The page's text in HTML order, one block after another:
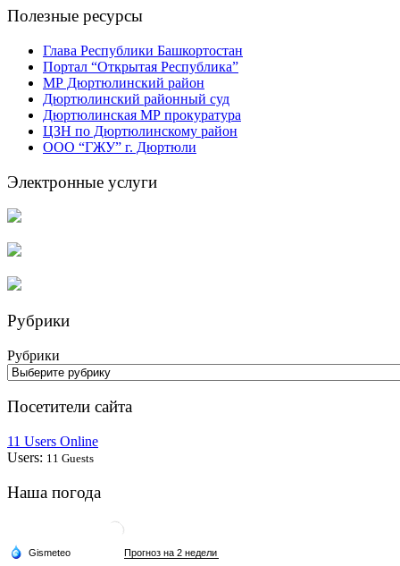
Полезные ресурсы
Глава Республики Башкортостан
Портал “Открытая Республика”
МР Дюртюлинский район
Дюртюлинский районный суд
Дюртюлинская МР прокуратура
ЦЗН по Дюртюлинскому район
ООО “ГЖУ” г. Дюртюли
Электронные услуги
Рубрики
Рубрики
Посетители сайта
11 Users Online
Users: 11 Guests
Наша погода